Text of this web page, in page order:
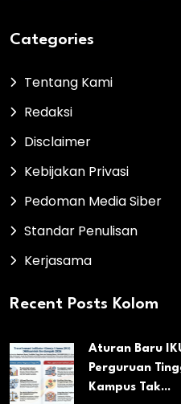
Categories
Tentang Kami
Redaksi
Disclaimer
Kebijakan Privasi
Pedoman Media Siber
Standar Penulisan
Kerjasama
Recent Posts Kolom
Aturan Baru
Perguruan
Kampus Tak...